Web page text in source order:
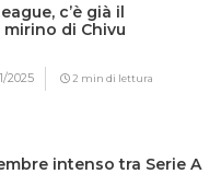
c’è già il
di Chivu
2025 2 min di lettura
intenso tra Serie A